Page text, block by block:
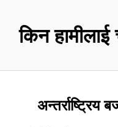
किन
अन्तर्राष्ट्रिय